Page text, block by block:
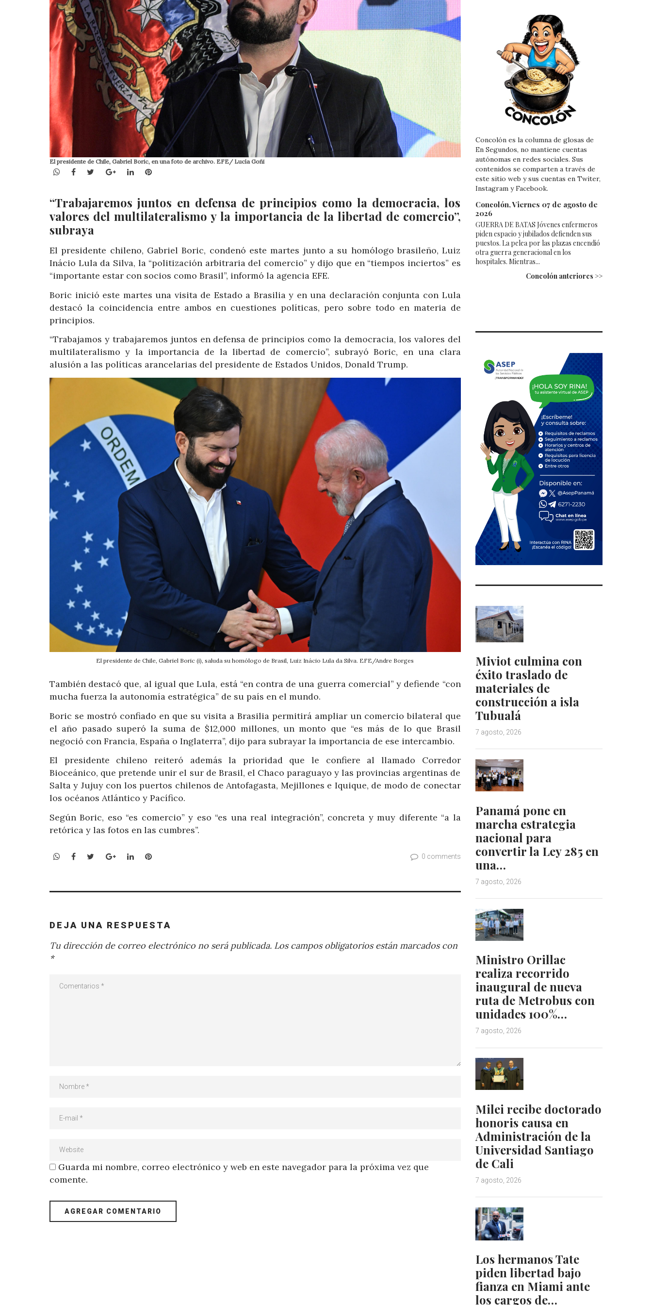
El presidente de Chile, Gabriel Boric, en una foto de archivo. EFE/ Lucía Goñi
WhatsApp
Facebook
TwitterGoogle+LinkedInPinterest
“Trabajaremos juntos en defensa de principios como la democracia, los
valores del multilateralismo y la importancia de la libertad de comercio”,
subraya
El presidente chileno, Gabriel Boric, condenó este martes junto a su homólogo brasileño, Luiz
Inácio Lula da Silva, la “politización arbitraria del comercio” y dijo que en “tiempos inciertos” es
“importante estar con socios como Brasil”, informó la agencia EFE.
Boric inició este martes una visita de Estado a Brasilia y en una declaración conjunta con Lula
destacó la coincidencia entre ambos en cuestiones políticas, pero sobre todo en materia de
principios.
“Trabajamos y trabajaremos juntos en defensa de principios como la democracia, los valores del
multilateralismo y la importancia de la libertad de comercio”, subrayó Boric, en una clara
alusión a las políticas arancelarias del presidente de Estados Unidos, Donald Trump.
El presidente de Chile, Gabriel Boric (i), saluda su homólogo de Brasil, Luiz Inácio Lula da Silva. EFE/Andre Borges
También destacó que, al igual que Lula, está “en contra de una guerra comercial” y defiende “con
mucha fuerza la autonomía estratégica” de su país en el mundo.
Boric se mostró confiado en que su visita a Brasilia permitirá ampliar un comercio bilateral que
el año pasado superó la suma de $12,000 millones, un monto que “es más de lo que Brasil
negoció con Francia, España o Inglaterra”, dijo para subrayar la importancia de ese intercambio.
El presidente chileno reiteró además la prioridad que le confiere al llamado Corredor
Bioceánico, que pretende unir el sur de Brasil, el Chaco paraguayo y las provincias argentinas de
Salta y Jujuy con los puertos chilenos de Antofagasta, Mejillones e Iquique, de modo de conectar
los océanos Atlántico y Pacífico.
Según Boric, eso “es comercio” y eso “es una real integración”, concreta y muy diferente “a la
retórica y las fotos en las cumbres”.
WhatsApp
Facebook
TwitterGoogle+LinkedInPinterest 0 comments
DEJA UNA RESPUESTA
Tu dirección de correo electrónico no será publicada. Los campos obligatorios están marcados con
*
Guarda mi nombre, correo electrónico y web en este navegador para la próxima vez que
comente.
Concolón es la columna de glosas de
En Segundos, no mantiene cuentas
autónomas en redes sociales. Sus
contenidos se comparten a través de
este sitio web y sus cuentas en Twiter,
Instagram y Facebook.
Concolón, Viernes 07 de agosto de
2026
GUERRA DE BATAS Jóvenes enfermeros
piden espacio y jubilados defienden sus
puestos. La pelea por las plazas encendió
otra guerra generacional en los
hospitales. Mientras...
Concolón anteriores >>
Miviot culmina con
éxito traslado de
materiales de
construcción a isla
Tubualá
7 agosto, 2026
Panamá pone en
marcha estrategia
nacional para
convertir la Ley 285 en
una…
7 agosto, 2026
Ministro Orillac
realiza recorrido
inaugural de nueva
ruta de Metrobus con
unidades 100%…
7 agosto, 2026
Milei recibe doctorado
honoris causa en
Administración de la
Universidad Santiago
de Cali
7 agosto, 2026
Los hermanos Tate
piden libertad bajo
fianza en Miami ante
los cargos de…